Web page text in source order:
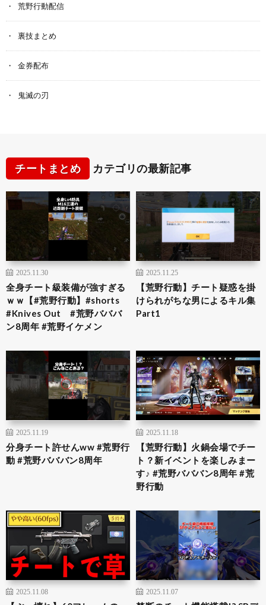
荒野行動配信
裏技まとめ
金券配布
鬼滅の刃
チートまとめ カテゴリの最新記事
2025.11.30
全身チート級装備が強すぎる
ｗｗ【#荒野行動】#shorts
#Knives Out #荒野バババ
ン8周年 #荒野イケメン
2025.11.25
【荒野行動】チート疑惑を掛
けられがちな男によるキル集
Part1
2025.11.19
分身チート許せんww #荒野行
動 #荒野バババン8周年
2025.11.18
【荒野行動】火鍋会場でチー
ト？新イベントを楽しみまー
す♪ #荒野バババン8周年 #荒
野行動
2025.11.08 2025.11.07